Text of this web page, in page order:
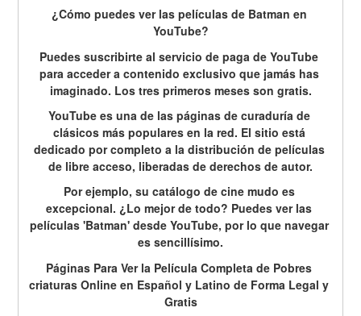
¿Cómo puedes ver las películas de Batman en
YouTube?
Puedes suscribirte al servicio de paga de YouTube
para acceder a contenido exclusivo que jamás has
imaginado. Los tres primeros meses son gratis.
YouTube es una de las páginas de curaduría de
clásicos más populares en la red. El sitio está
dedicado por completo a la distribución de películas
de libre acceso, liberadas de derechos de autor.
Por ejemplo, su catálogo de cine mudo es
excepcional. ¿Lo mejor de todo? Puedes ver las
películas 'Batman' desde YouTube, por lo que navegar
es sencillísimo.
Páginas Para Ver la Película Completa de Pobres
criaturas Online en Español y Latino de Forma Legal y
Gratis